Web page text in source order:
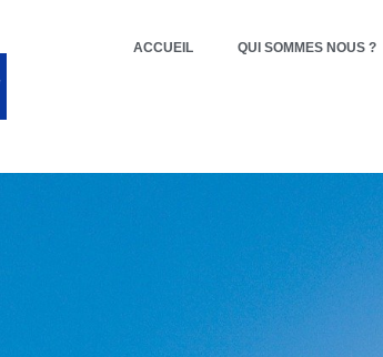
ACCUEIL QUI SOMMES NOUS ?